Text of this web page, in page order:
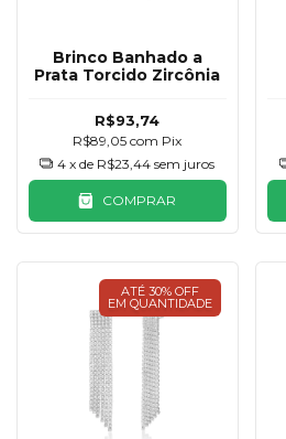
Brinco Banhado a
Prata Torcido Zircônia
R$93,74
R$89,05com Pix
4 x de R$23,44 sem juros
COMPRAR
ATÉ 30% OFF
EM QUANTIDADE